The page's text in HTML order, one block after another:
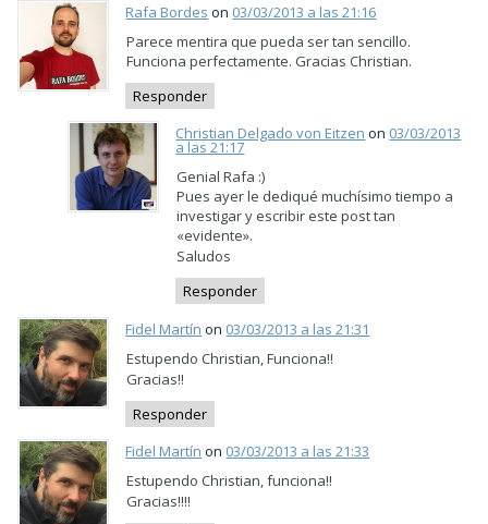
Rafa Bordes on 03/03/2013 a las 21:16
Parece mentira que pueda ser tan sencillo.
Funciona perfectamente. Gracias Christian.
Responder
Christian Delgado von Eitzen on 03/03/2013
a las 21:17
Genial Rafa :)
Pues ayer le dediqué muchísimo tiempo a
investigar y escribir este post tan
«evidente».
Saludos
Responder
Fidel Martín on 03/03/2013 a las 21:31
Estupendo Christian, Funciona!!
Gracias!!
Responder
Fidel Martín on 03/03/2013 a las 21:33
Estupendo Christian, funciona!!
Gracias!!!!